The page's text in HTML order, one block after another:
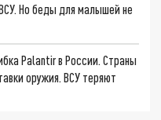
Но беды для малышей не
Palantir в России. Страны
оружия. ВСУ теряют